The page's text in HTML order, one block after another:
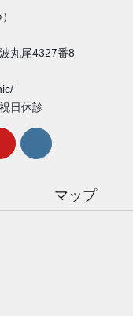
丸尾4327番8
日休診
マップ